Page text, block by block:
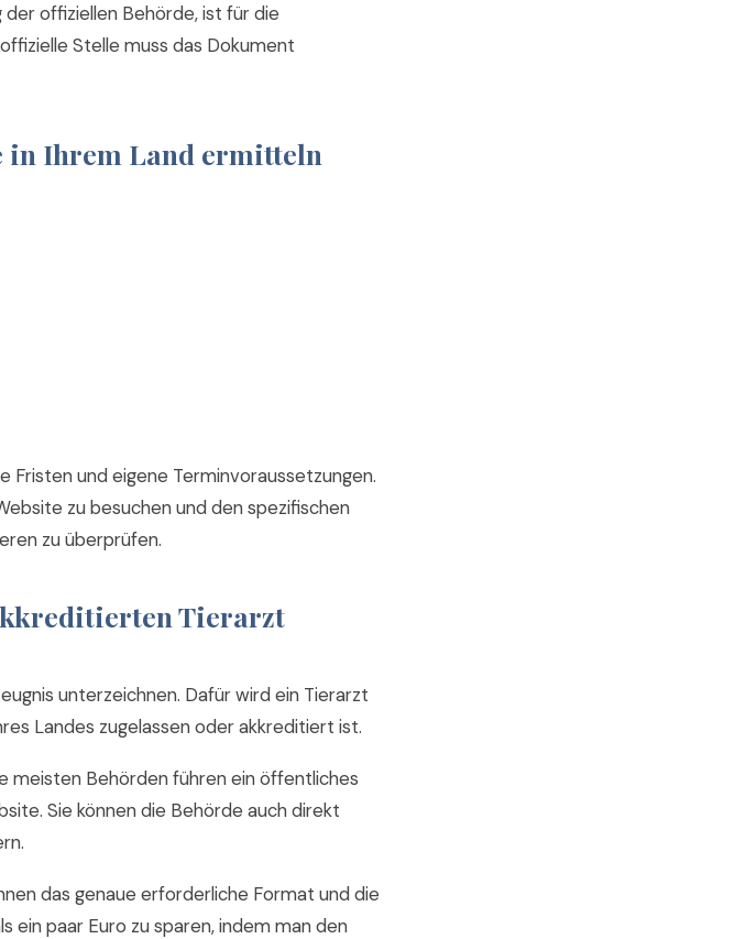
offiziellen Behörde, ist für die
Stelle muss das Dokument
in Ihrem Land ermitteln
Fristen und eigene Terminvoraussetzungen.
zu besuchen und den spezifischen
zu überprüfen.
Tierarzt
unterzeichnen. Dafür wird ein Tierarzt
Landes zugelassen oder akkreditiert ist.
meisten Behörden führen ein öffentliches
Sie können die Behörde auch direkt
das genaue erforderliche Format und die
ein paar Euro zu sparen, indem man den